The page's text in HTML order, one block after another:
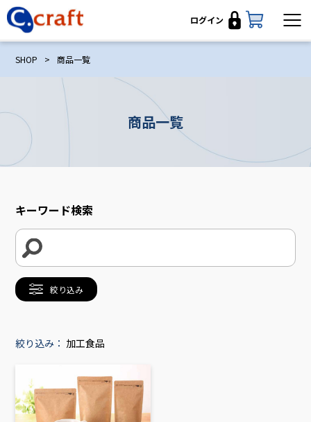
ログイン
SHOP > 商品一覧
商品一覧
キーワード検索
絞り込み
絞り込み： 加工食品